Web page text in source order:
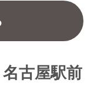
古屋駅前